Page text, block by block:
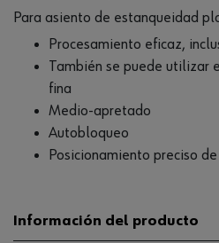
Para asiento de estanqueidad
Procesamiento eficaz,
También se puede utilizar
fina
Medio-apretado
Autobloqueo
Posicionamiento preciso
Información del producto